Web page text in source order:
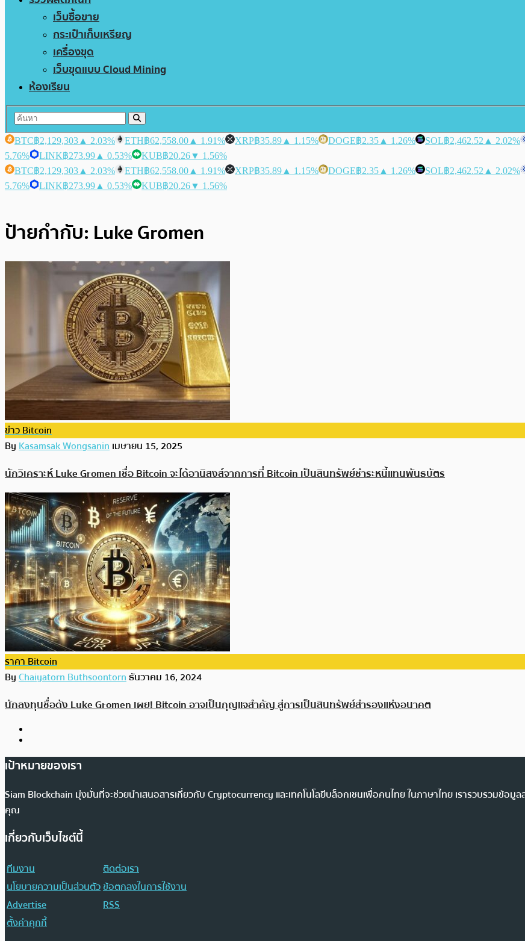
เว็บซื้อขาย
กระเป๋าเก็บเหรียญ
เครื่องขุด
เว็บขุดแบบ Cloud Mining
ห้องเรียน
BTC฿2,129,303 ▲ 2.03% ETH฿62,558.00 ▲ 1.91% XRP฿35.89 ▲ 1.15% DOGE฿2.35 ▲ 1.26% SOL฿2,462.52 ▲ 2.02%
5.76%
LINK฿273.99 ▲ 0.53% KUB฿20.26▼ 1.56%
BTC฿2,129,303 ▲ 2.03% ETH฿62,558.00 ▲ 1.91% XRP฿35.89 ▲ 1.15% DOGE฿2.35 ▲ 1.26% SOL฿2,462.52 ▲ 2.02%
5.76%
LINK฿273.99 ▲ 0.53% KUB฿20.26▼ 1.56%
ป้ายกำกับ: Luke Gromen
ข่าว Bitcoin
ByKasamsak Wongsaninเมษายน 15, 2025
นักวิเคราะห์ Luke Gromen เชื่อ Bitcoin จะได้อานิสงส์จากการที่ Bitcoin เป็นสินทรัพย์ชำระหนี้แทนพันธบัตร
ราคา Bitcoin
ByChaiyatorn Buthsoontornธันวาคม 16, 2024
นักลงทุนชื่อดัง Luke Gromen เผย! Bitcoin อาจเป็นกุญแจสำคัญ สู่การเป็นสินทรัพย์สำรองแห่งอนาคต
เป้าหมายของเรา
Siam Blockchain มุ่งมั่นที่จะช่วยนำเสนอสารเกี่ยวกับ Cryptocurrency และเทคโนโลยีบล็อกเชนเพื่อคนไทย ในภาษาไทย เรารวบรวมข้อ
คุณ
เกี่ยวกับเว็บไซต์นี้
ทีมงาน
ติดต่อเรา
นโยบายความเป็นส่วนตัวข้อตกลงในการใช้งาน
Advertise
RSS
ตั้งค่าคุกกี้